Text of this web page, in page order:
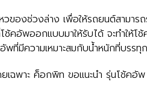
ของช่วงล่าง เพื่อให้รถยนต์สามาร
คอัพออกแบบมาให้รับได้ จะทำให้โ
พที่มีความเหมาะสมกับน้ำหนักที่บรรทุก
เฉพาะ ค็อกพิท ขอแนะนำ รุ่นโช้คอั